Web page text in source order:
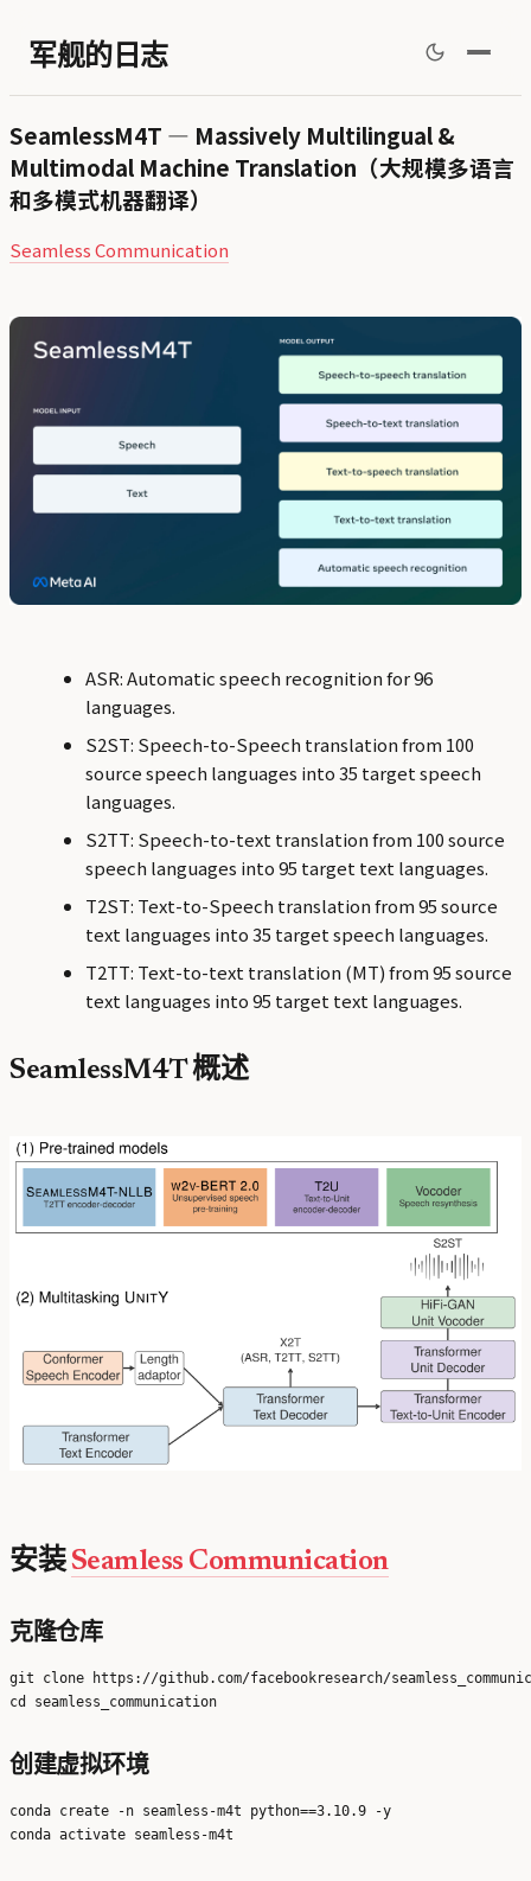
军舰的日志
SeamlessM4T — Massively Multilingual &
Multimodal Machine Translation（大规模多语言
和多模式机器翻译）
Seamless Communication
ASR: Automatic speech recognition for 96
languages.
S2ST: Speech-to-Speech translation from 100
source speech languages into 35 target speech
languages.
S2TT: Speech-to-text translation from 100 source
speech languages into 95 target text languages.
T2ST: Text-to-Speech translation from 95 source
text languages into 35 target speech languages.
T2TT: Text-to-text translation (MT) from 95 source
text languages into 95 target text languages.
SeamlessM4T 概述
安装Seamless Communication
克隆仓库
git clone https://github.com/facebookresearch/
创建虚拟环境
conda create -n seamless-m4t python==3.10.9 -y